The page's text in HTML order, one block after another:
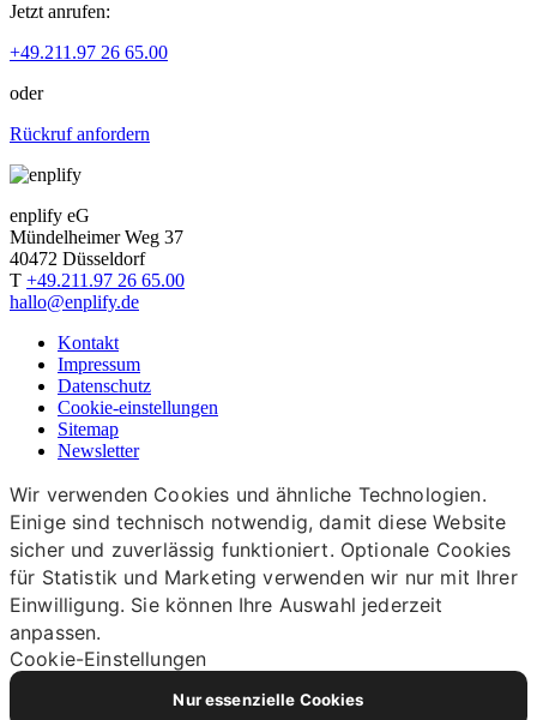
Jetzt anrufen:
+49.211.97 26 65.00
oder
Rückruf anfordern
enplify eG
Mündelheimer Weg 37
40472 Düsseldorf
T +49.211.97 26 65.00
hallo@enplify.de
Kontakt
Impressum
Datenschutz
Cookie-einstellungen
Sitemap
Newsletter
Wir verwenden Cookies und ähnliche Technologien.
Einige sind technisch notwendig, damit diese Website
sicher und zuverlässig funktioniert. Optionale Cookies
für Statistik und Marketing verwenden wir nur mit Ihrer
Einwilligung. Sie können Ihre Auswahl jederzeit
anpassen.
Cookie-Einstellungen
Nur essenzielle Cookies